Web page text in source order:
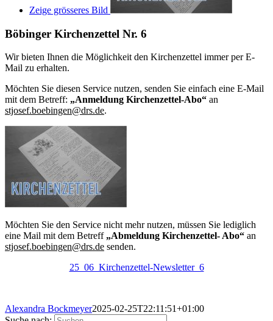
Zeige grösseres Bild
Böbinger Kirchenzettel Nr. 6
Wir bieten Ihnen die Möglichkeit den Kirchenzettel immer per E-
Mail zu erhalten.
Möchten Sie diesen Service nutzen, senden Sie einfach eine E-Mail
mit dem Betreff: „Anmeldung Kirchenzettel-Abo“ an
stjosef.boebingen@drs.de.
Möchten Sie den Service nicht mehr nutzen, müssen Sie lediglich
eine Mail mit dem Betreff „Abmeldung Kirchenzettel- Abo“ an
stjosef.boebingen@drs.de senden.
25_06_Kirchenzettel-Newsletter_6
Alexandra Bockmeyer2025-02-25T22:11:51+01:00